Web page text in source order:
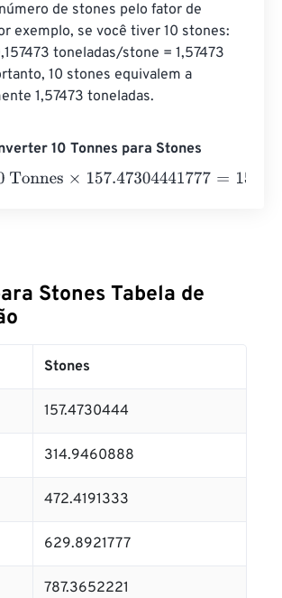
de stones pelo fator de
exemplo, se você tiver 10 stones:
toneladas/stone = 1,57473
10 stones equivalem a
1,57473 toneladas.
10 Tonnes para Stones
×157.47304441777=1574.7304442
Stones Tabela de
Stones
157.4730444
314.9460888
472.4191333
629.8921777
787.3652221